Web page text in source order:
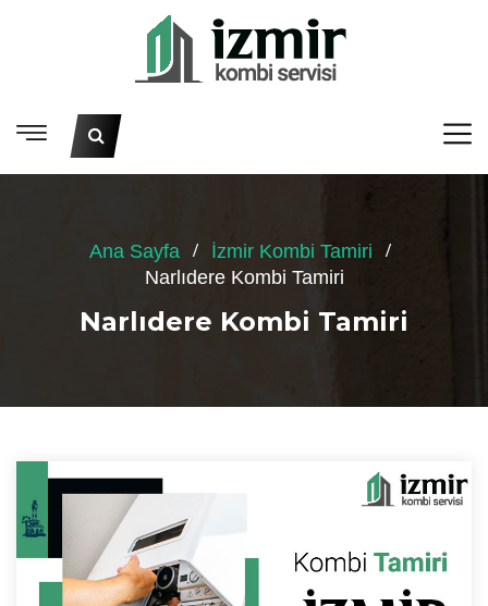
Ana Sayfa
İzmir Kombi Tamiri
Narlıdere Kombi Tamiri
Narlıdere Kombi Tamiri